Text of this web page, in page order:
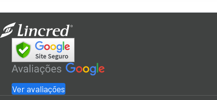
Ver avaliações